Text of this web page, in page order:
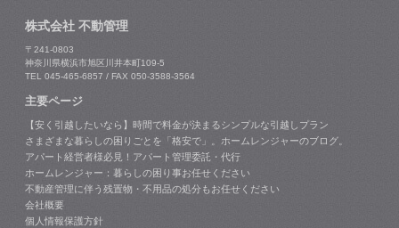
株式会社 不動管理
〒241-0803
神奈川県横浜市旭区川井本町109-5
TEL 045-465-6857 / FAX 050-3588-3564
主要ページ
【安く引越したいなら】時間で料金が決まるシンプルな引越しプラン
さまざまな暮らしの困りごとを「格安で」。ホームレンジャーのブログ。
アパート経営者様必見！アパート管理委託・代行
ホームレンジャー：暮らしの困り事お任せください
不動産管理に伴う残置物・不用品の処分もお任せください
会社概要
個人情報保護方針